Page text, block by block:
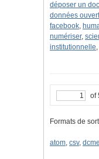
déposer un
données
facebook,
numériser,
institutionnelle,
of
Formats de
atom, csv,